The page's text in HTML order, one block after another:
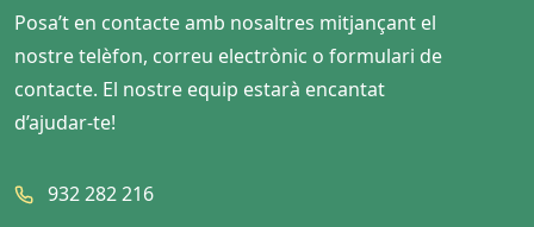
Posa’t en contacte amb nosaltres mitjançant el
nostre telèfon, correu electrònic o formulari de
contacte. El nostre equip estarà encantat
d’ajudar-te!
932 282 216